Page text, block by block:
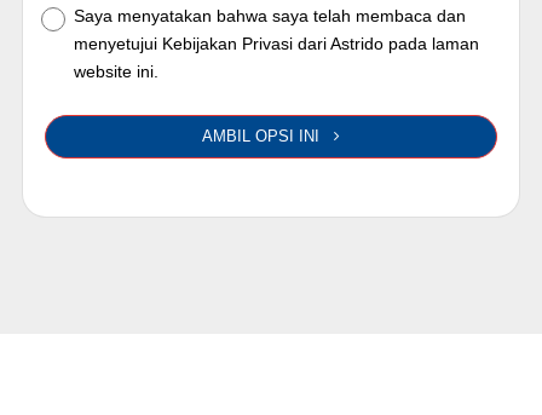
Saya menyatakan bahwa saya telah membaca dan
menyetujui Kebijakan Privasi dari Astrido pada laman
website ini.
AMBIL OPSI INI